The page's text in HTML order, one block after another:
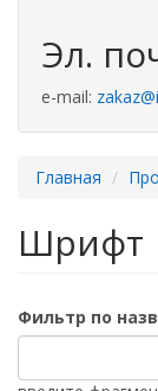
Эл.
e-mail:
Главная
Шрифт
Фильтр по